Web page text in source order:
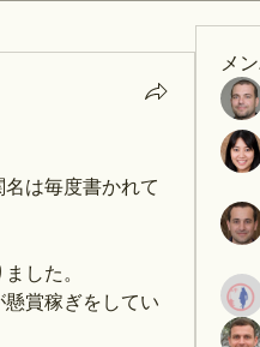
は毎度書かれて
した。
賞稼ぎをしてい
メ